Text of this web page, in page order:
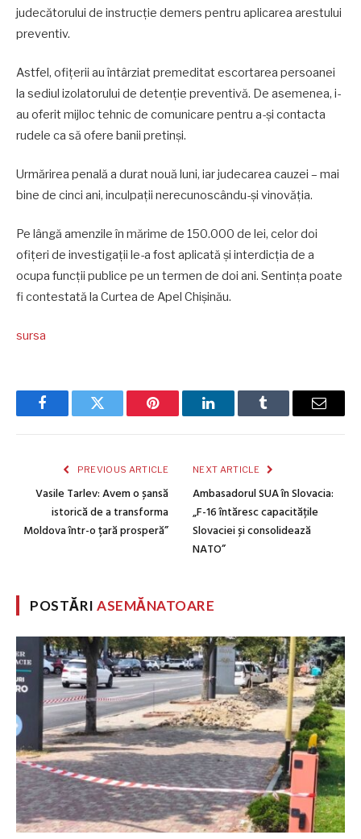
judecătorului de instrucție demers pentru aplicarea arestului
preventiv.
Astfel, ofițerii au întârziat premeditat escortarea persoanei
la sediul izolatorului de detenție preventivă. De asemenea, i-
au oferit mijloc tehnic de comunicare pentru a-și contacta
rudele ca să ofere banii pretinși.
Urmărirea penală a durat nouă luni, iar judecarea cauzei – mai
bine de cinci ani, inculpații nerecunoscându-și vinovăția.
Pe lângă amenzile în mărime de 150.000 de lei, celor doi
ofițeri de investigații le-a fost aplicată și interdicția de a
ocupa funcții publice pe un termen de doi ani. Sentința poate
fi contestată la Curtea de Apel Chișinău.
sursa
FacebookTwitter Pinterest LinkedInTumblr Email
PREVIOUS ARTICLE
Vasile Tarlev: Avem o șansă
istorică de a transforma
Moldova într-o țară prosperă”
NEXT ARTICLE
Ambasadorul SUA în Slovacia:
„F-16 întăresc capacitățile
Slovaciei și consolidează
NATO”
POSTĂRIASEMĂNATOARE